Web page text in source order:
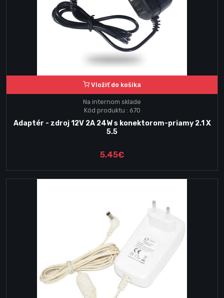
Vložiť do košika
Na internom sklade
Kód produktu : 670
Adaptér - zdroj 12V 2A 24W s konektorom-priamy 2.1 X
5.5
5.45€